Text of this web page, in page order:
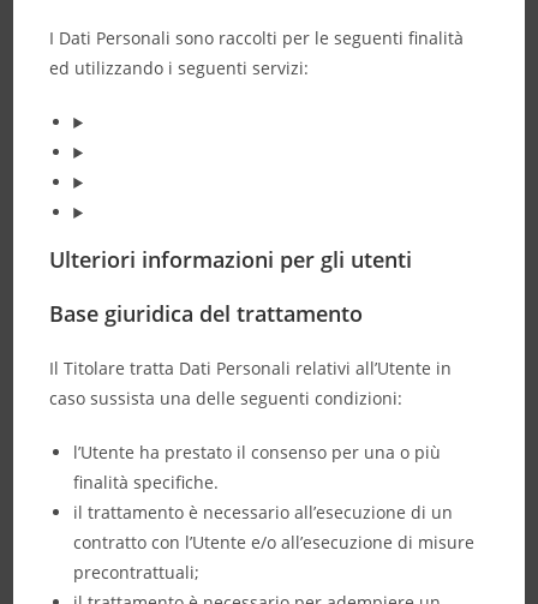
I Dati Personali sono raccolti per le seguenti finalità
ed utilizzando i seguenti servizi:
Ulteriori informazioni per gli utenti
Base giuridica del trattamento
Il Titolare tratta Dati Personali relativi all’Utente in
caso sussista una delle seguenti condizioni:
l’Utente ha prestato il consenso per una o più
finalità specifiche.
il trattamento è necessario all’esecuzione di un
contratto con l’Utente e/o all’esecuzione di misure
precontrattuali;